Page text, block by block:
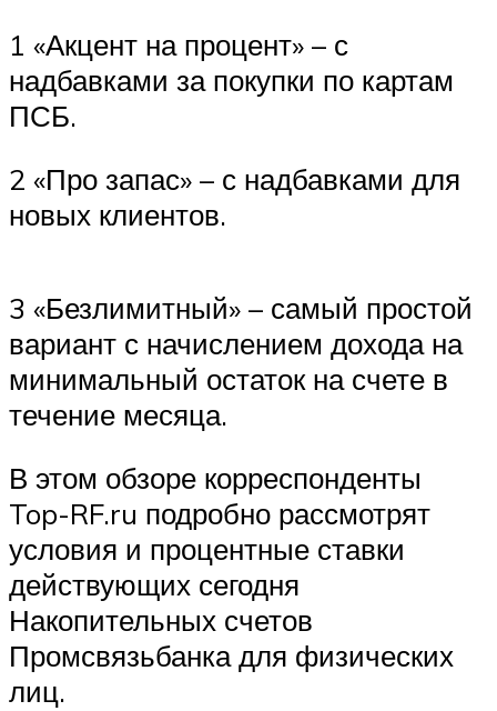
1 «Акцент на процент» – с
надбавками за покупки по картам
ПСБ.
2 «Про запас» – с надбавками для
новых клиентов.
3 «Безлимитный» – самый простой
вариант с начислением дохода на
минимальный остаток на счете в
течение месяца.
В этом обзоре корреспонденты
Top-RF.ru подробно рассмотрят
условия и процентные ставки
действующих сегодня
Накопительных счетов
Промсвязьбанка для физических
лиц.